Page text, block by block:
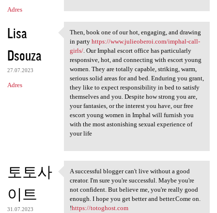
Adres
Lisa
Dsouza
27.07.2023
Adres
Then, book one of our hot,
Then, book one of our hot, engaging, and drawing
in party https://www.julieoberoi.com/imphal-call-
girls/. Our Imphal escort office has particularly
responsive, hot, and connecting with escort young
women. They are totally capable, striking, warm,
serious solid areas for and bed. Enduring you grant,
they like to expect responsibility in bed to satisfy
themselves and you. Despite how strong you are,
your fantasies, or the interest you have, our free
escort young women in Imphal will furnish you
with the most astonishing sexual experience of
your life
토토사
이트
31.07.2023
A successful blogger can't
A successful blogger can't live without a good
creator. I'm sure you're successful. Maybe you're
not confident. But believe me, you're really good
enough. I hope you get better and better.Come on.
!https://totoghost.com